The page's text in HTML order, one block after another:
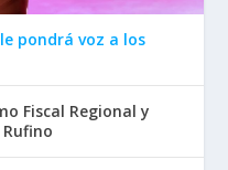
pondrá voz a los
Fiscal Regional y